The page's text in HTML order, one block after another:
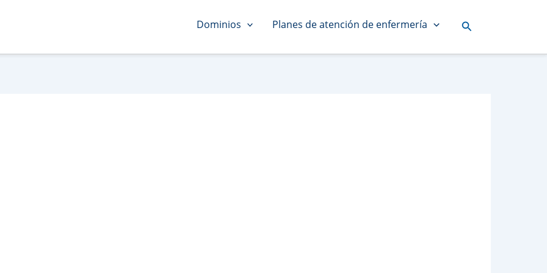
Dominios Planes de atención de enfermería Buscar